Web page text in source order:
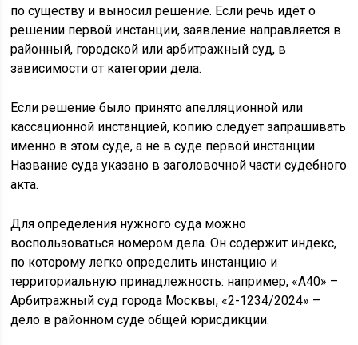
по существу и выносил решение. Если речь идёт о
решении первой инстанции, заявление направляется в
районный, городской или арбитражный суд, в
зависимости от категории дела.
Если решение было принято апелляционной или
кассационной инстанцией, копию следует запрашивать
именно в этом суде, а не в суде первой инстанции.
Название суда указано в заголовочной части судебного
акта.
Для определения нужного суда можно
воспользоваться номером дела. Он содержит индекс,
по которому легко определить инстанцию и
территориальную принадлежность: например, «А40» –
Арбитражный суд города Москвы, «2-1234/2024» –
дело в районном суде общей юрисдикции.